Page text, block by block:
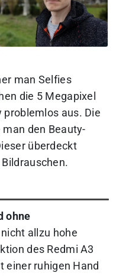
man Selfies
die 5 Megapixel
problemlos aus. Die
den Beauty-
überdeckt
ohne
allzu hohe
des Redmi A3
einer ruhigen Hand